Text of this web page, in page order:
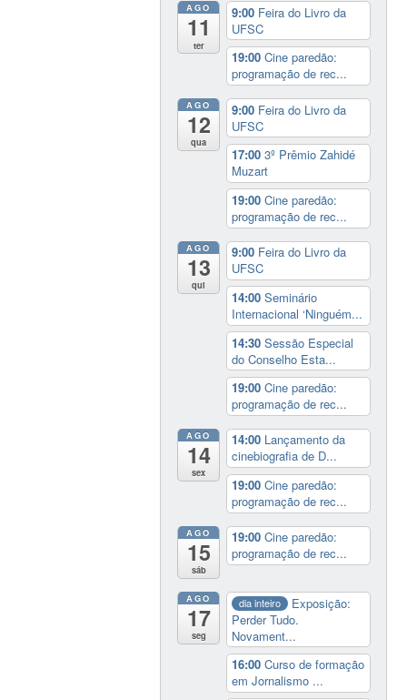
AGO
11
ter
9:00 Feira do Livro da
UFSC
19:00Cine paredão:
programação de rec...
AGO
12
qua
9:00 Feira do Livro da
UFSC
17:003º Prêmio Zahidé
Muzart
19:00Cine paredão:
programação de rec...
AGO
13
qui
9:00 Feira do Livro da
UFSC
14:00Seminário
Internacional ‘Ninguém...
14:30Sessão Especial
do Conselho Esta...
19:00Cine paredão:
programação de rec...
AGO
14
sex
14:00 Lançamento da
cinebiografia de D...
19:00Cine paredão:
programação de rec...
AGO
15
sáb
19:00Cine paredão:
programação de rec...
AGO
17
seg
dia inteiro
Exposição:
Perder Tudo.
Novament...
16:00Curso de formação
em Jornalismo ...